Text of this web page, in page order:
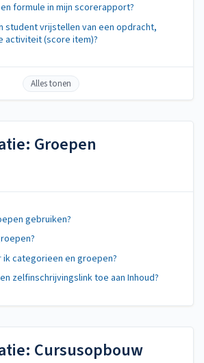
formule in mijn scorerapport?
student vrijstellen van een opdracht,
activiteit (score item)?
Alles tonen
Groepen
gebruiken?
categorieen en groepen?
zelfinschrijvingslink toe aan Inhoud?
Cursusopbouw